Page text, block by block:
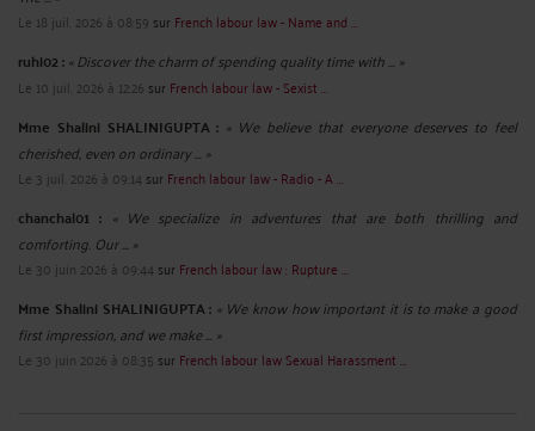
Le 18 juil. 2026 à 08:59 sur French labour law - Name and ...
ruhi02 :« Discover the charm of spending quality time with ... »
Le 10 juil. 2026 à 12:26 sur French labour law - Sexist ...
Mme Shalini SHALINIGUPTA : « We believe that everyone deserves to feel
cherished, even on ordinary ... »
Le 3 juil. 2026 à 09:14 sur French labour law - Radio - A ...
chanchal01 : « We specialize in adventures that are both thrilling and
comforting. Our ... »
Le 30 juin 2026 à 09:44 sur French labour law : Rupture ...
Mme Shalini SHALINIGUPTA : « We know how important it is to make a good
first impression, and we make ... »
Le 30 juin 2026 à 08:35 sur French labour law Sexual Harassment ...